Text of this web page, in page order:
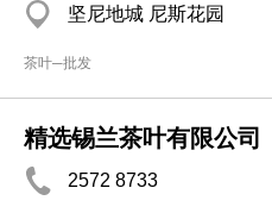
坚尼地城 尼斯花园
茶叶─批发
精选锡兰茶叶有限公司
2572 8733